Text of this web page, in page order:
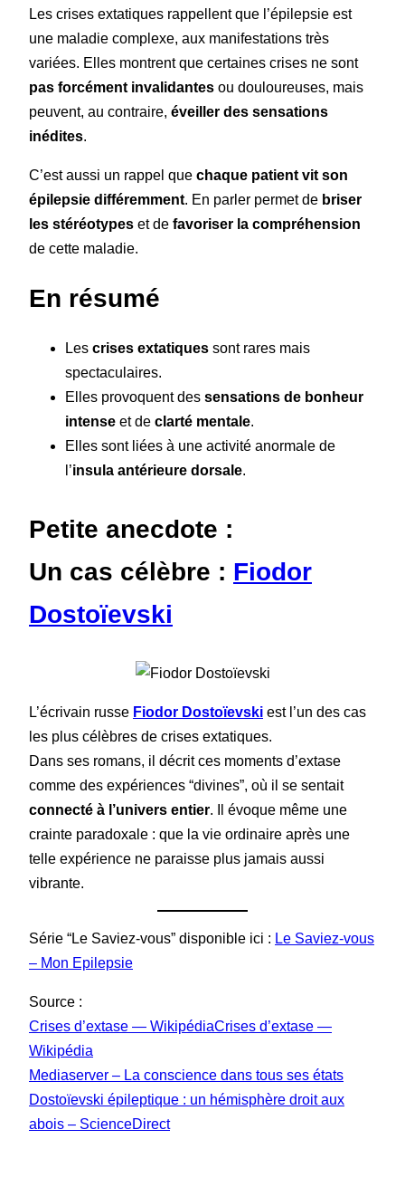
Les crises extatiques rappellent que l’épilepsie est
une maladie complexe, aux manifestations très
variées. Elles montrent que certaines crises ne sont
pas forcément invalidantes ou douloureuses, mais
peuvent, au contraire, éveiller des sensations
inédites.
C’est aussi un rappel que chaque patient vit son
épilepsie différemment. En parler permet de briser
les stéréotypes et de favoriser la compréhension
de cette maladie.
En résumé
Les crises extatiques sont rares mais
spectaculaires.
Elles provoquent des sensations de bonheur
intense et de clarté mentale.
Elles sont liées à une activité anormale de
l’insula antérieure dorsale.
Petite anecdote :
Un cas célèbre : Fiodor
Dostoïevski
L’écrivain russe Fiodor Dostoïevski est l’un des cas
les plus célèbres de crises extatiques.
Dans ses romans, il décrit ces moments d’extase
comme des expériences “divines”, où il se sentait
connecté à l’univers entier. Il évoque même une
crainte paradoxale : que la vie ordinaire après une
telle expérience ne paraisse plus jamais aussi
vibrante.
Série “Le Saviez-vous” disponible ici : Le Saviez-vous
– Mon Epilepsie
Source :
Crises d’extase — WikipédiaCrises d’extase —
Wikipédia
Mediaserver – La conscience dans tous ses états
Dostoïevski épileptique : un hémisphère droit aux
abois – ScienceDirect